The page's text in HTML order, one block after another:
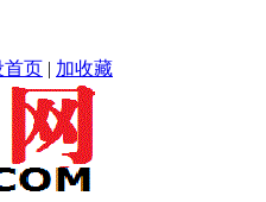
首页 | 加收藏